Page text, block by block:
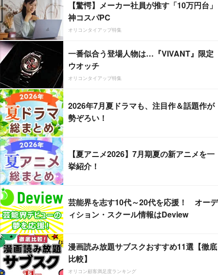
【驚愕】メーカー社員が推す「10万円台」
神コスパPC
オリコンタイアップ特集
一番似合う登場人物は…『VIVANT』限定
ウオッチ
オリコンタイアップ特集
2026年7月夏ドラマも、注目作＆話題作が
勢ぞろい！
【夏アニメ2026】7月期夏の新アニメを一
挙紹介！
芸能界を志す10代～20代を応援！ オーデ
ィション・スクール情報はDeview
漫画読み放題サブスクおすすめ11選【徹底
比較】
オリコン顧客満足度ランキング